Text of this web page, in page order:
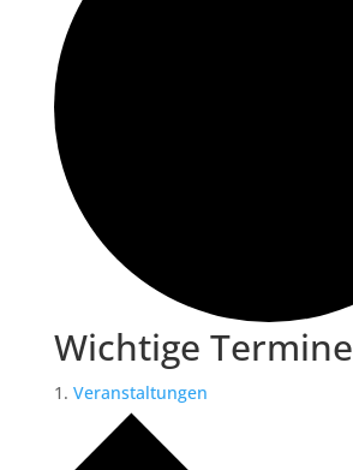
Wichtige Termine
Veranstaltungen